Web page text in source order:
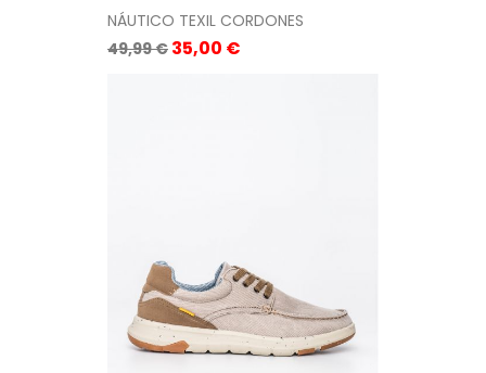
NÁUTICO TEXIL CORDONES
Precio
49,99 € Precio
35,00 €